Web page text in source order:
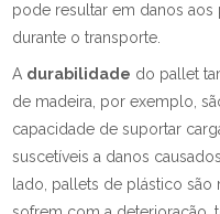
pode resultar em danos
durante o transporte.
A durabilidade do pallet
de madeira, por exemplo,
capacidade de suportar
suscetíveis a danos
lado, pallets de plástico são